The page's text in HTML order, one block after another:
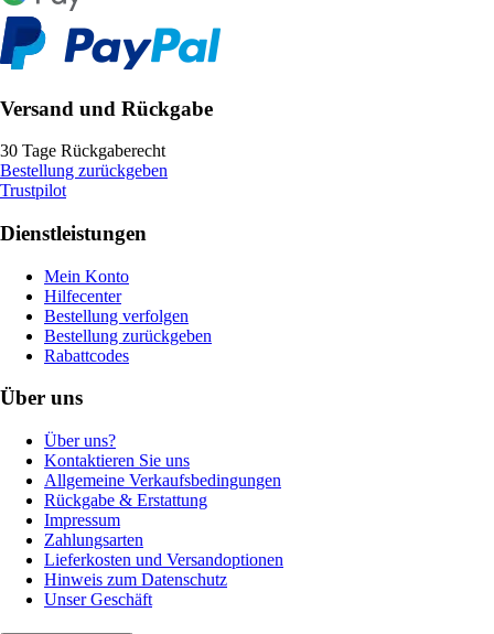
Versand und Rückgabe
30 Tage Rückgaberecht
Bestellung zurückgeben
Trustpilot
Dienstleistungen
Mein Konto
Hilfecenter
Bestellung verfolgen
Bestellung zurückgeben
Rabattcodes
Über uns
Über uns?
Kontaktieren Sie uns
Allgemeine Verkaufsbedingungen
Rückgabe & Erstattung
Impressum
Zahlungsarten
Lieferkosten und Versandoptionen
Hinweis zum Datenschutz
Unser Geschäft